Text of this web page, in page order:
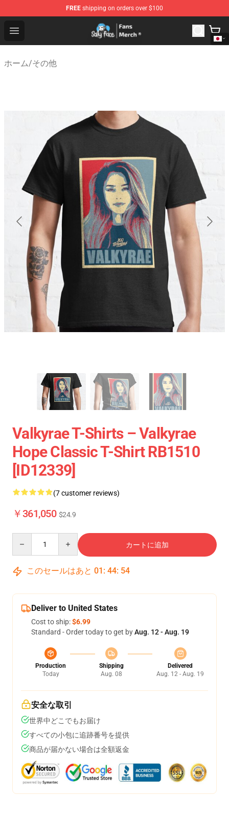
FREE shipping on orders over $100
Open menu
Sally Face Store - Official Sally Face Merchandise Shop
ホーム/その他
Valkyrae T-Shirts – Valkyrae
Hope Classic T-Shirt RB1510
[ID12339]
(7 customer reviews)
￥361,050 $24.9
カートに追加
このセールはあと 01 : 44: 54
Deliver to United States
Cost to ship:$6.99
Standard - Order today to get byAug. 12 - Aug. 19
Production
Today
Shipping
Aug. 08
Delivered
Aug. 12 - Aug. 19
安全な取引
世界中どこでもお届け
すべての小包に追跡番号を提供
商品が届かない場合は全額返金